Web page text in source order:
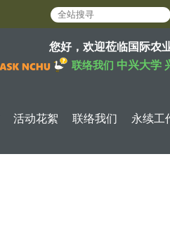
您好，欢迎莅临国际农
联络我们 中兴大学
活动花絮 联络我们 永续工